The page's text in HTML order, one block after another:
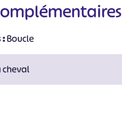
:Boucle
cheval